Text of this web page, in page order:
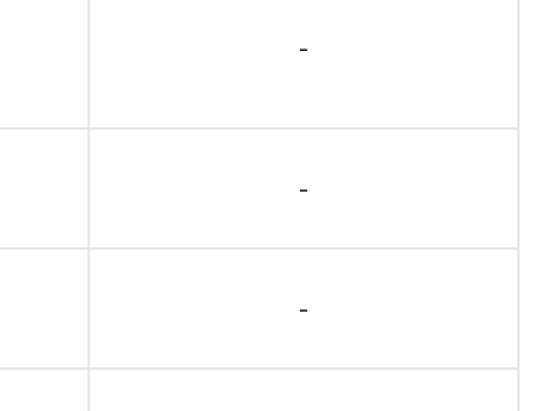
-
-
-